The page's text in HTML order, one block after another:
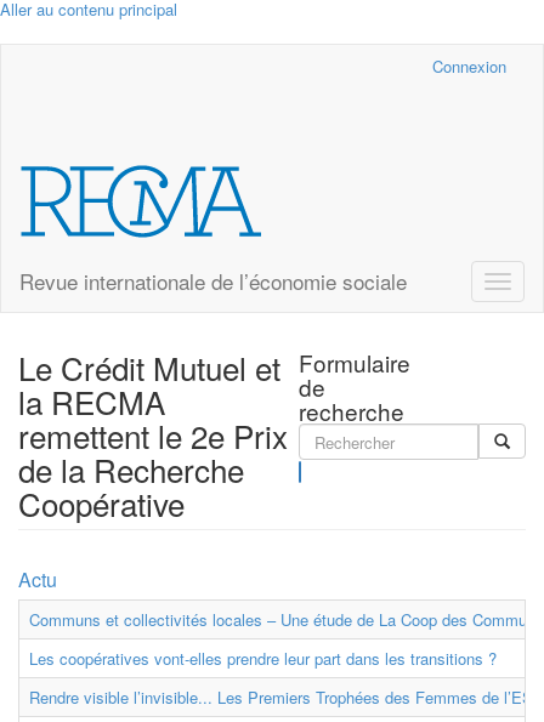
Aller au contenu principal
Connexion
Revue internationale de l’économie sociale
Toggle
Formulaire
de
recherche
Le Crédit Mutuel et
la RECMA
remettent le 2e Prix
de la Recherche
Coopérative
Actu
Communs et collectivités locales – Une étude de La Coop des
Les coopératives vont-elles prendre leur part dans les transitions ?
Rendre visible l’invisible... Les Premiers Trophées des Femmes de